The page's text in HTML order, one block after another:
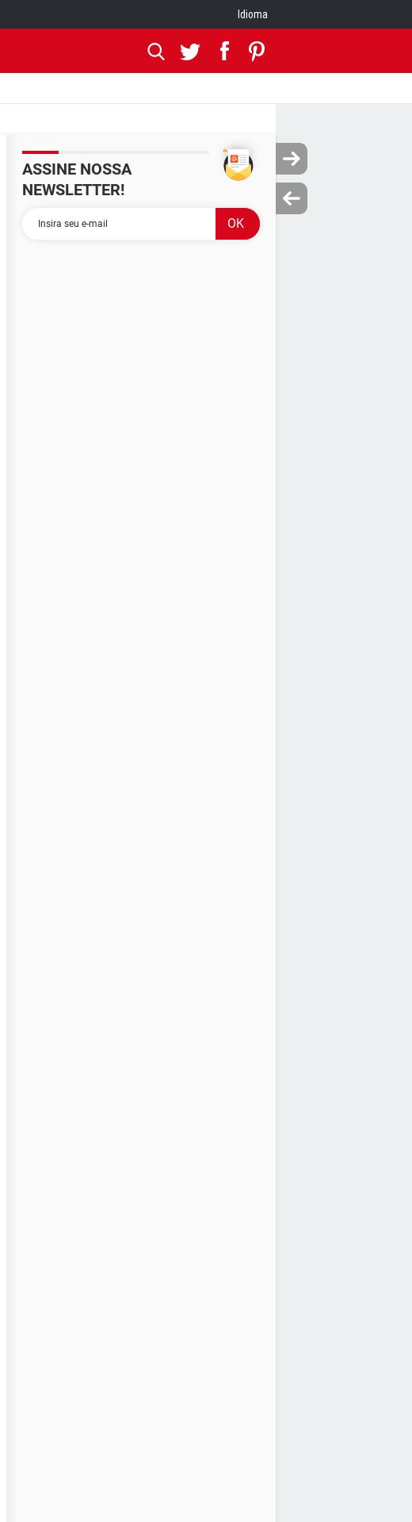
Idioma
ASSINE NOSSA
NEWSLETTER!